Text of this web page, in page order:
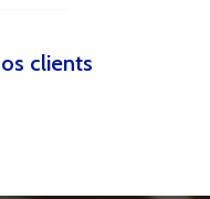
clients